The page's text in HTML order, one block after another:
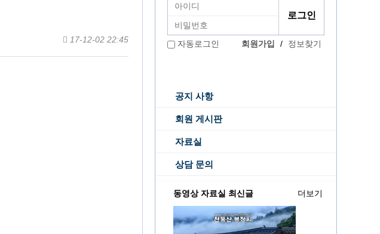
17-12-02 22:45 자동로그인 회원가입 / 정보찾기
공지 사항
회원 게시판
자료실
상담 문의
동영상 자료실 최신글 더보기